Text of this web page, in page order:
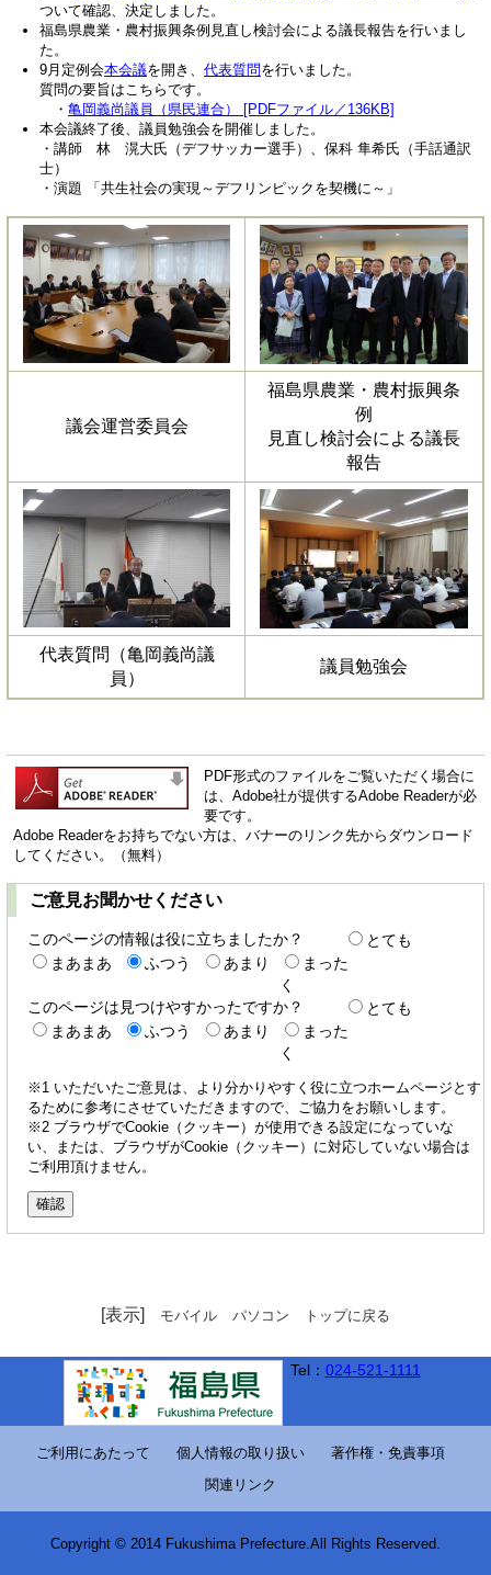
ついて確認、決定しました。
福島県農業・農村振興条例見直し検討会による議長報告を行いまし
た。
9月定例会本会議を開き、 代表質問を行いました。
質問の要旨はこちらです。
・ 亀岡義尚議員（県民連合） [PDFファイル／136KB]
本会議終了後、議員勉強会を開催しました。
・講師 林 滉大氏（デフサッカー選手）、保科 隼希氏（手話通訳
士）
・演題 「共生社会の実現～デフリンピックを契機に～」
議会運営委員会
福島県農業・農村振興条
例
見直し検討会による議長
報告
代表質問（亀岡義尚議
員）
議員勉強会
PDF形式のファイルをご覧いただく場合に
は、Adobe社が提供するAdobe Readerが必
要です。
Adobe Readerをお持ちでない方は、バナーのリンク先からダウンロード
してください。（無料）
ご意見お聞かせください
このページの情報は役に立ちましたか？
とても
まあまあ
ふつう あまり
まった
く
このページは見つけやすかったですか？
とても
まあまあ
ふつう あまり
まった
く
※1 いただいたご意見は、より分かりやすく役に立つホームページとす
るために参考にさせていただきますので、ご協力をお願いします。
※2 ブラウザでCookie（クッキー）が使用できる設定になっていな
い、または、ブラウザがCookie（クッキー）に対応していない場合は
ご利用頂けません。
[表示] モバイル パソコン トップに戻る
Tel： 024-521-1111
ご利用にあたって 個人情報の取り扱い
著作権・免責事項
関連リンク
Copyright © 2014 Fukushima Prefecture.All Rights Reserved.